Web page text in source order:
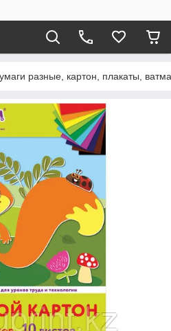
разные, картон, плакаты,